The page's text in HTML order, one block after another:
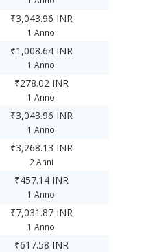
₹3,043.96 INR
1 Anno
₹1,008.64 INR
1 Anno
₹278.02 INR
1 Anno
₹3,043.96 INR
1 Anno
₹3,268.13 INR
2 Anni
₹457.14 INR
1 Anno
₹7,031.87 INR
1 Anno
₹617.58 INR